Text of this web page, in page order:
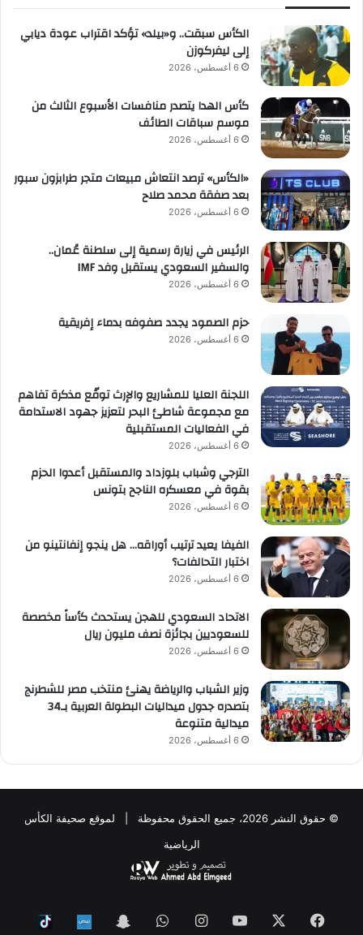
الكأس سبقت.. و«بيلد» تؤكد اقتراب عودة ديابي
إلى ليفركوزن
6 أغسطس، 2026
كأس الهدا يتصدر منافسات الأسبوع الثالث من
موسم سباقات الطائف
6 أغسطس، 2026
«الكأس» ترصد انتعاش مبيعات متجر طرابزون سبور
بعد صفقة محمد صلاح
6 أغسطس، 2026
الرئيس في زيارة رسمية إلى سلطنة عُمان..
والسفير السعودي يستقبل وفد IMF
6 أغسطس، 2026
حزم الصمود يجدد صفوفه بدماء إفريقية
6 أغسطس، 2026
اللجنة العليا للمشاريع والإرث توقّع مذكرة تفاهم
مع مجموعة شاطئ البحر لتعزيز جهود الاستدامة
في الفعاليات المستقبلية
6 أغسطس، 2026
الترجي وشباب بلوزداد والمستقبل أعدوا الحزم
بقوة في معسكره الناجح بتونس
6 أغسطس، 2026
الفيفا يعيد ترتيب أوراقه… هل ينجو إنفانتينو من
اختبار التحالفات؟
6 أغسطس، 2026
الاتحاد السعودي للهجن يستحدث كأساً مخصصة
للسعوديين بجائزة نصف مليون ريال
6 أغسطس، 2026
وزير الشباب والرياضة يهنئ منتخب مصر للشطرنج
بتصدره جدول ميداليات البطولة العربية بـ34
ميدالية متنوعة
6 أغسطس، 2026
© حقوق النشر 2026، جميع الحقوق محفوظة | لموقع صحيفة الكأس
الرياضية
فيسبوك ‫YouTubeانستقرامواتساب Snapchat
Nabd